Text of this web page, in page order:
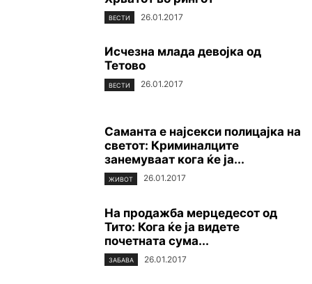
ВЕСТИ 26.01.2017
Исчезна млада девојка од
Тетово
ВЕСТИ 26.01.2017
Саманта е најсекси полицајка на
светот: Криминалците
занемуваат кога ќе ја...
ЖИВОТ 26.01.2017
На продажба мерцедесот од
Тито: Кога ќе ја видете
почетната сума...
ЗАБАВА 26.01.2017